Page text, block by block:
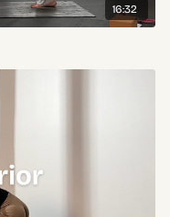
16:32